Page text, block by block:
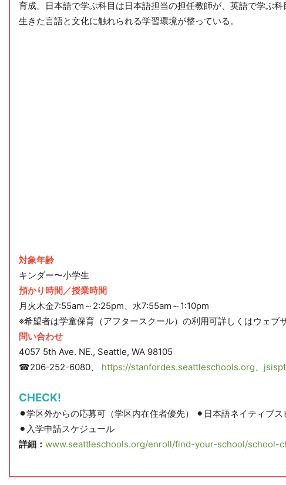
育成。日本語で学ぶ科目は日本語担当の担任教師が、英語で学ぶ
生きた言語と文化に触れられる学習環境が整っている。
対象年齢
キンダー〜小学生
預かり時間／授業時間
月火木金7:55am～2:25pm、水7:55am～1:10pm
※希望者は学童保育（アフタースクール）の利用可詳しくはウェブ
問い合わせ
4057 5th Ave. NE., Seattle, WA 98105
☎︎206-252-6080、 https://stanfordes.seattleschools.org、
CHECK!
⚫︎学区外からの応募可（学区内在住者優先） ⚫︎日本語ネイティブ
⚫︎入学申請スケジュール
詳細： www.seattleschools.org/enroll/find-your-school/school-